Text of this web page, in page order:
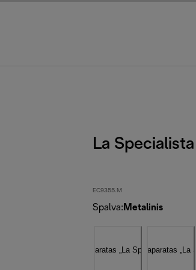
La
EC9355.M
Spalva: Metalinis